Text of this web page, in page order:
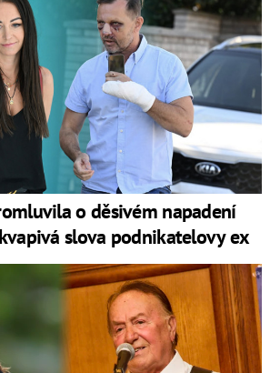
o děsivém napadení
slova podnikatelovy ex